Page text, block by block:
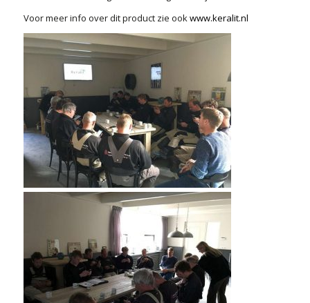
Voor meer info over dit product zie ookwww.keralit.nl